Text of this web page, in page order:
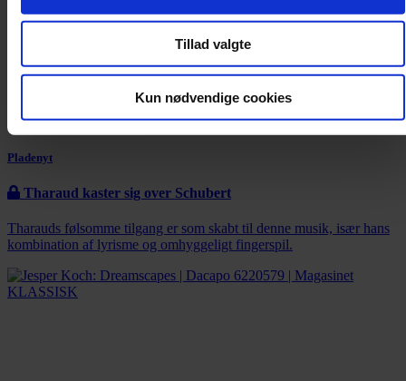
Tillad valgte
Kun nødvendige cookies
Pladenyt
Tharaud kaster sig over Schubert
Tharauds følsomme tilgang er som skabt til denne musik, især hans
kombination af lyrisme og omhyggeligt fingerspil.